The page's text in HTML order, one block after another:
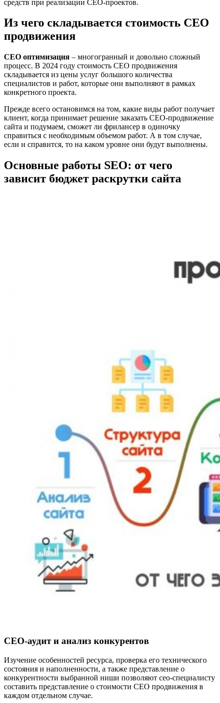
средств при реализации СЕО-проектов.
Из чего складывается стоимость СЕО
продвижения
СЕО оптимизация ‒ многогранный и довольно сложный
процесс. В 2024 году стоимость СЕО продвижения
складывается из цены услуг большого количества
специалистов и работ, которые они выполняют в рамках
конкретного проекта.
Прежде всего остановимся на том, какие виды работ получает
клиент, когда принимает решение заказать СЕО-продвижение
сайта и подумаем, сможет ли фрилансер в одиночку
справиться с необходимым объемом работ. А в том случае,
если и справится, то на каком уровне они будут выполнены.
Основные работы SEO: от чего
зависит бюджет раскрутки сайта
СЕО-аудит и анализ конкурентов
Изучение особенностей ресурса, проверка его технического
состояния и наполненности, а также представление о
конкурентности выбранной ниши позволяют сео-специалисту
составить представление о стоимости СЕО продвижения в
каждом отдельном случае.